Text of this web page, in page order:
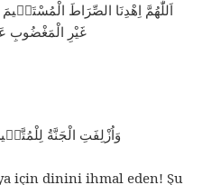
اَللّٰهُمَّ اِهْدِنَا الصِّرَاطَ
غَيْرِ الْمَغْضُوبِ
وَاُزْلِفَتِ الْجَنَّةُ
için dinini ihmal eden! Şu